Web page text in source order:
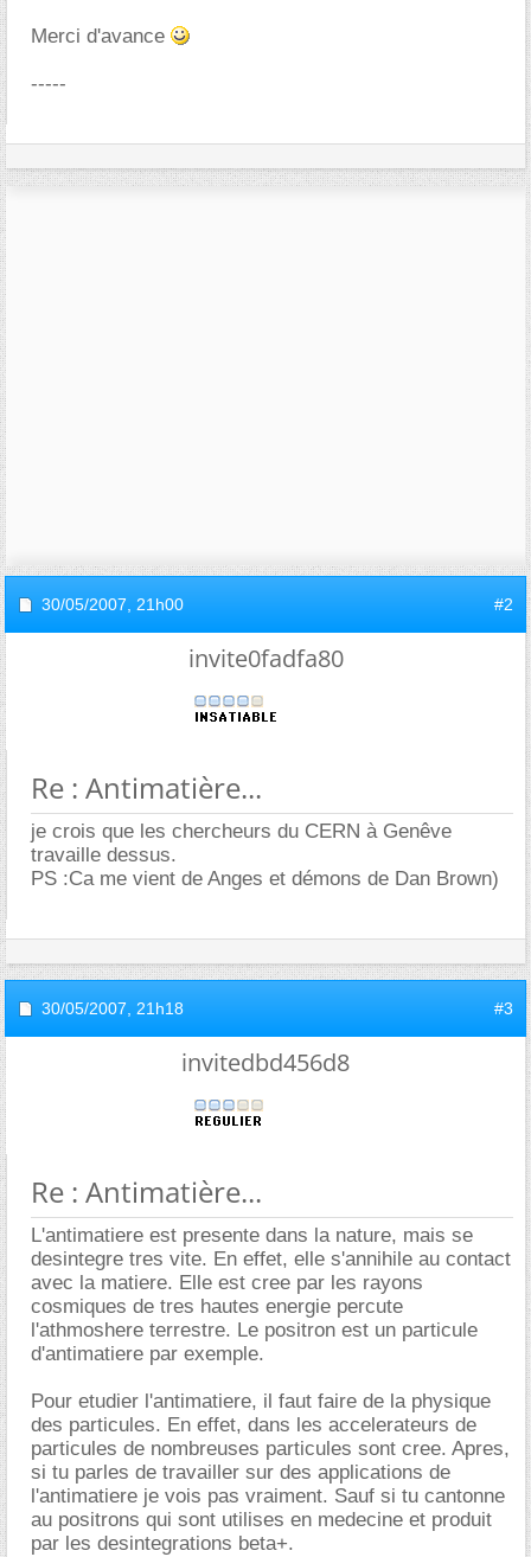
Merci d'avance
-----
30/05/2007, 21h00 #2
invite0fadfa80
Re : Antimatière...
je crois que les chercheurs du CERN à Genêve
travaille dessus.
PS :Ca me vient de Anges et démons de Dan Brown)
30/05/2007, 21h18 #3
invitedbd456d8
Re : Antimatière...
L'antimatiere est presente dans la nature, mais se
desintegre tres vite. En effet, elle s'annihile au contact
avec la matiere. Elle est cree par les rayons
cosmiques de tres hautes energie percute
l'athmoshere terrestre. Le positron est un particule
d'antimatiere par exemple.
Pour etudier l'antimatiere, il faut faire de la physique
des particules. En effet, dans les accelerateurs de
particules de nombreuses particules sont cree. Apres,
si tu parles de travailler sur des applications de
l'antimatiere je vois pas vraiment. Sauf si tu cantonne
au positrons qui sont utilises en medecine et produit
par les desintegrations beta+.